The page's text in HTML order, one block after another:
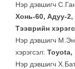
Нэр дэвшигч
Хонь-60, Адуу-2,
Тээврийн
Нэр дэвшигч
хэрэгсэл: Toyota,
Нэр дэвшигч